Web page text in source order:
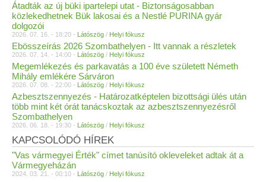
Átadták az új büki ipartelepi utat - Biztonságosabban
közlekedhetnek Bük lakosai és a Nestlé PURINA gyár
dolgozói
2026. 07. 16. - 18:20 - Látószög / Helyi fókusz
Ebösszeírás 2026 Szombathelyen - Itt vannak a részletek
2026. 07. 14. - 14:00 - Látószög / Helyi fókusz
Megemlékezés és parkavatás a 100 éve született Németh
Mihály emlékére Sárváron
2026. 07. 08. - 22:00 - Látószög / Helyi fókusz
Azbesztszennyezés - Határozatképtelen bizottsági ülés után
több mint két órát tanácskoztak az azbesztszennyezésről
Szombathelyen
2026. 06. 18. - 19:30 - Látószög / Helyi fókusz
KAPCSOLÓDÓ HÍREK
"Vas vármegyei Érték" címet tanúsító okleveleket adtak át a
Vármegyeházán
2024. 03. 21. - 00:10 - Látószög / Helyi fókusz